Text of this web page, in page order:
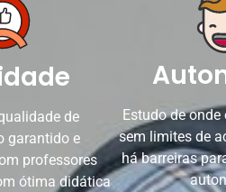
de
garantido e
professores
ótima didática
Estudo de onde
sem limites de
há barreiras